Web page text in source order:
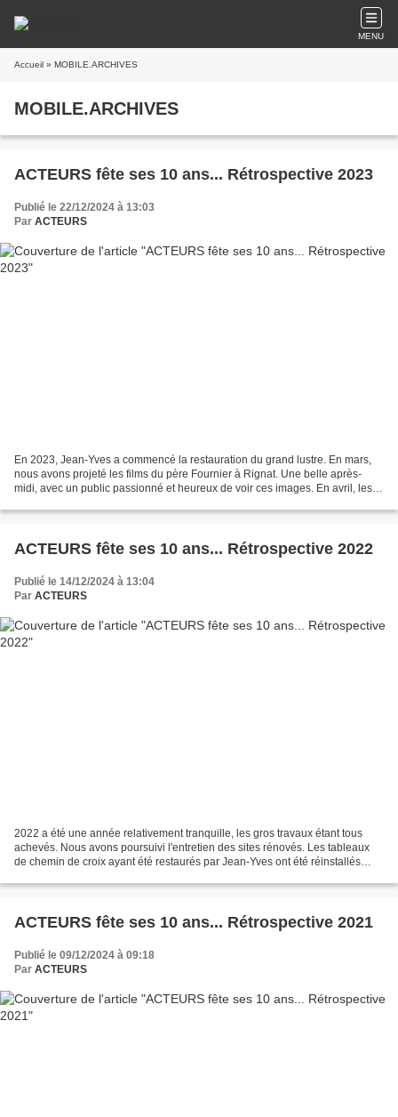
MENU
Accueil » MOBILE.ARCHIVES
MOBILE.ARCHIVES
ACTEURS fête ses 10 ans... Rétrospective 2023
Publié le 22/12/2024 à 13:03
Par ACTEURS
En 2023, Jean-Yves a commencé la restauration du grand lustre. En mars,
nous avons projeté les films du père Fournier à Rignat. Une belle après-
midi, avec un public passionné et heureux de voir ces images. En avril, les
ACTEURS fête ses 10 ans... Rétrospective 2022
Publié le 14/12/2024 à 13:04
Par ACTEURS
2022 a été une année relativement tranquille, les gros travaux étant tous
achevés. Nous avons poursuivi l'entretien des sites rénovés. Les tableaux
de chemin de croix ayant été restaurés par Jean-Yves ont été réinstallés
ACTEURS fête ses 10 ans... Rétrospective 2021
Publié le 09/12/2024 à 09:18
Par ACTEURS